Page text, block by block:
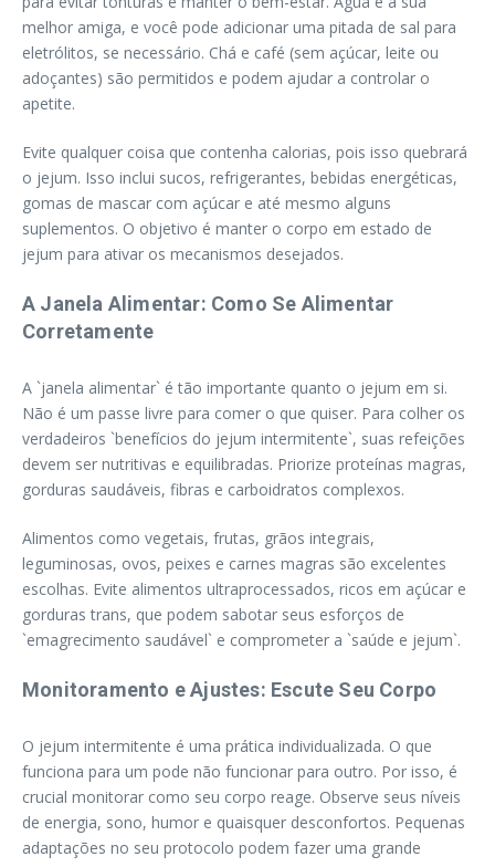
melhor amiga, e você pode adicionar uma pitada de sal para
eletrólitos, se necessário. Chá e café (sem açúcar, leite ou
adoçantes) são permitidos e podem ajudar a controlar o
apetite.
Evite qualquer coisa que contenha calorias, pois isso quebrará
o jejum. Isso inclui sucos, refrigerantes, bebidas energéticas,
gomas de mascar com açúcar e até mesmo alguns
suplementos. O objetivo é manter o corpo em estado de
jejum para ativar os mecanismos desejados.
A Janela Alimentar: Como Se Alimentar
Corretamente
A `janela alimentar` é tão importante quanto o jejum em si.
Não é um passe livre para comer o que quiser. Para colher os
verdadeiros `benefícios do jejum intermitente`, suas refeições
devem ser nutritivas e equilibradas. Priorize proteínas magras,
gorduras saudáveis, fibras e carboidratos complexos.
Alimentos como vegetais, frutas, grãos integrais,
leguminosas, ovos, peixes e carnes magras são excelentes
escolhas. Evite alimentos ultraprocessados, ricos em açúcar e
gorduras trans, que podem sabotar seus esforços de
`emagrecimento saudável` e comprometer a `saúde e jejum`.
Monitoramento e Ajustes: Escute Seu Corpo
O jejum intermitente é uma prática individualizada. O que
funciona para um pode não funcionar para outro. Por isso, é
crucial monitorar como seu corpo reage. Observe seus níveis
de energia, sono, humor e quaisquer desconfortos. Pequenas
adaptações no seu protocolo podem fazer uma grande